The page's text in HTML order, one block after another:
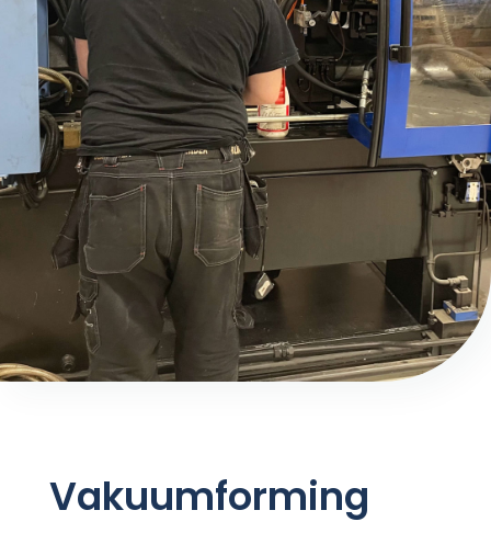
Vakuumforming